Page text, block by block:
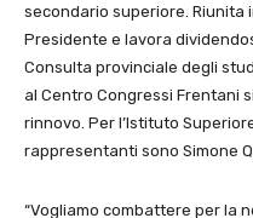
secondario superiore. Riunita
Presidente e lavora
Consulta provinciale degli
al Centro Congressi Frentani
rinnovo. Per l’Istituto
rappresentanti sono Simone
“Vogliamo combattere per la